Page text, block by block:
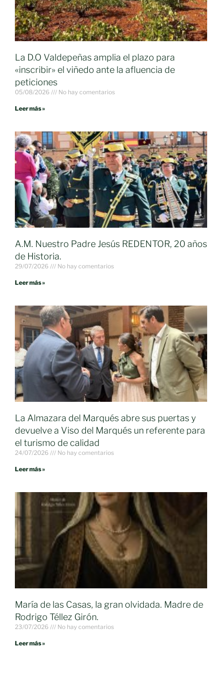
La D.O Valdepeñas amplia el plazo para
«inscribir» el viñedo ante la afluencia de
peticiones
05/08/2026 No hay comentarios
Leer más »
A.M. Nuestro Padre Jesús REDENTOR, 20 años
de Historia.
29/07/2026 No hay comentarios
Leer más »
La Almazara del Marqués abre sus puertas y
devuelve a Viso del Marqués un referente para
el turismo de calidad
24/07/2026 No hay comentarios
Leer más »
María de las Casas, la gran olvidada. Madre de
Rodrigo Téllez Girón.
23/07/2026 No hay comentarios
Leer más »